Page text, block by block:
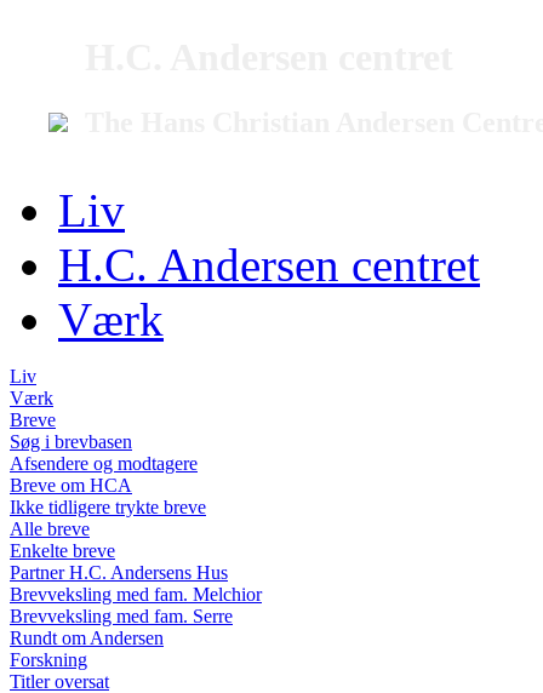
Liv
H.C. Andersen centret
Værk
Liv
Værk
Breve
Søg i brevbasen
Afsendere og modtagere
Breve om HCA
Ikke tidligere trykte breve
Alle breve
Enkelte breve
Partner H.C. Andersens Hus
Brevveksling med fam. Melchior
Brevveksling med fam. Serre
Rundt om Andersen
Forskning
Titler oversat